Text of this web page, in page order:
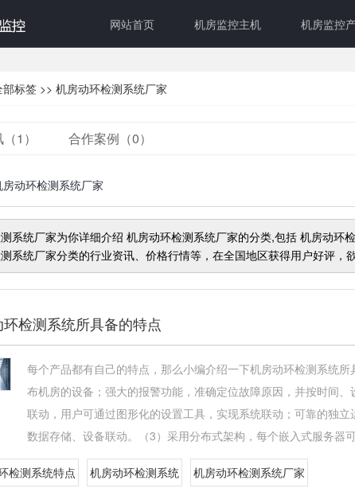
网站首页 机房监控主机 机房监控
部标签 >> 机房动环检测系统厂家
1） 合作案例（0）
房动环检测系统厂家
系统厂家为你详细介绍 机房动环检测系统厂家的分类,包括 机房动环
系统厂家分类的行业资讯、价格行情等，在全国地区获得用户好评，
检测系统所具备的特点
每个产品都有自己的特点，那么小编介绍一下机房动环检测系统
布机房的设备；强大的报警功能，准确定位故障原因，并按时间
联动，用户可通过图形化的设置工具，实现系统联动；可靠的独
数据存储、设备联动。（3）采用分布式架构，每个嵌入式服务器可
检测系统特点 机房动环检测系统 机房动环检测系统厂家